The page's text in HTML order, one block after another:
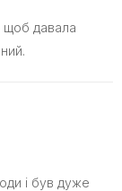
щоб давала
і був дуже